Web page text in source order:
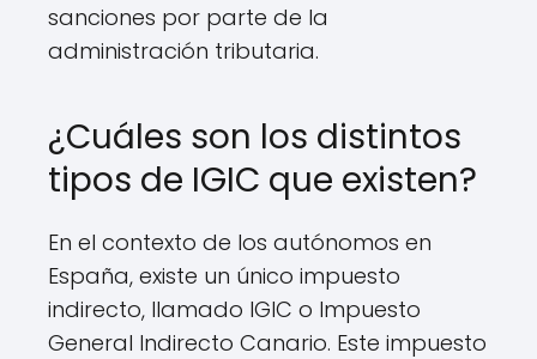
sanciones por parte de la
administración tributaria.
¿Cuáles son los distintos
tipos de IGIC que existen?
En el contexto de los autónomos en
España, existe un único impuesto
indirecto, llamado IGIC o Impuesto
General Indirecto Canario. Este impuesto